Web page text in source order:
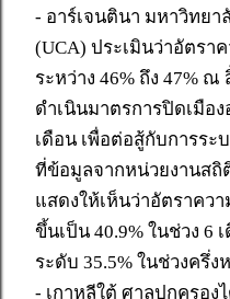
- อาร์เจนตินา มหาวิทย
(UCA) ประเมินว่าอัตรา
ระหว่าง 46% ถึง 47% ณ
ดำเนินมาตรการปิดเมือ
เดือน เพื่อต่อสู้กับการระ
ที่ข้อมูลจากหน่วยงานสถิ
แสดงให้เห็นว่าอัตราคว
ขึ้นเป็น 40.9% ในช่วง 6
ระดับ 35.5% ในช่วงครึ่ง
- เกาหลีใต้ ศาลปกครอง